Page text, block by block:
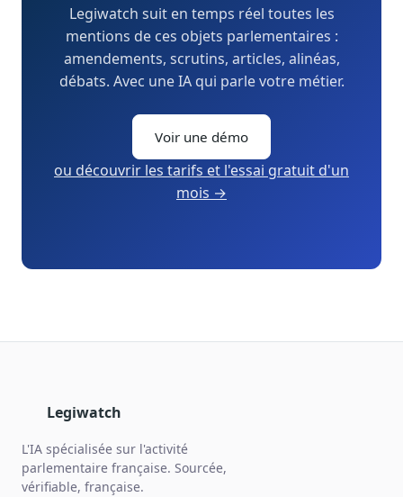
Legiwatch suit en temps réel toutes les
mentions de ces objets parlementaires :
amendements, scrutins, articles, alinéas,
débats. Avec une IA qui parle votre métier.
Voir une démo
ou découvrir les tarifs et l'essai gratuit d'un
mois →
Legiwatch
L'IA spécialisée sur l'activité
parlementaire française. Sourcée,
vérifiable, française.